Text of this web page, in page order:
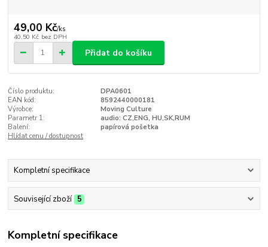
49,00 Kč/ks
40,50 Kč bez DPH
Přidat do košíku
Číslo produktu:
DPA0601
EAN kód:
8592440000181
Výrobce:
Moving Culture
Parametr 1:
audio: CZ,ENG, HU,SK,RUM
Balení:
papírová pošetka
Hlídat cenu / dostupnost
Kompletní specifikace
Související zboží 5
Kompletní specifikace